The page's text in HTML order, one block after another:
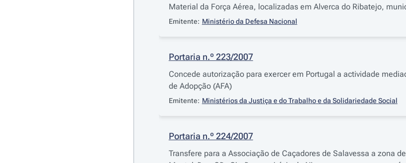
Material da Força Aérea, localizadas em Alverca do Ribatejo,
Emitente: Ministério da Defesa Nacional
Portaria n.º 223/2007
Concede autorização para exercer em Portugal a actividade
de Adopção (AFA)
Emitente: Ministérios da Justiça e do Trabalho e da Solidariedade Social
Portaria n.º 224/2007
Transfere para a Associação de Caçadores de Salavessa a zona